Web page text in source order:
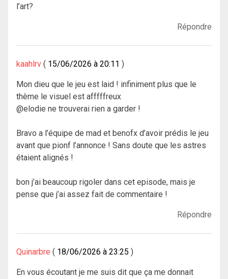
l’art?
Répondre
kaahlrv 15/06/2026 à 20:11
Mon dieu que le jeu est laid ! infiniment plus que le
thème le visuel est afffffreux
@elodie ne trouverai rien a garder !
Bravo a l’équipe de mad et benofx d’avoir prédis le jeu
avant que pionf l’annonce ! Sans doute que les astres
étaient alignés !
bon j’ai beaucoup rigoler dans cet episode, mais je
pense que j’ai assez fait de commentaire !
Répondre
Quinarbre 18/06/2026 à 23:25
En vous écoutant je me suis dit que ça me donnait